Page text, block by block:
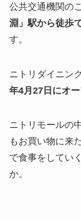
公共交通機関の
淵」駅から徒歩
す。
ニトリダイニン
年4月27日にオ
ニトリモールの
もお買い物に来
で食事をしてい
か。